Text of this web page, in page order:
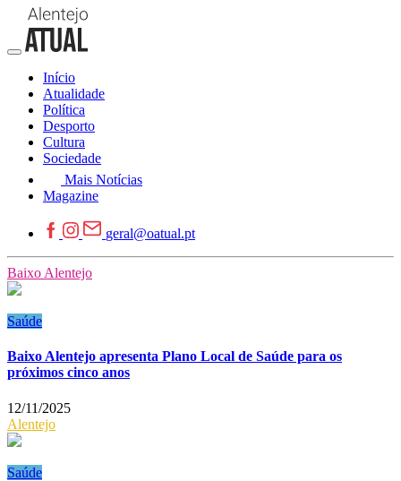
Início
Atualidade
Política
Desporto
Cultura
Sociedade
Mais Notícias
Magazine
geral@oatual.pt
Baixo Alentejo
Saúde
Baixo Alentejo apresenta Plano Local de Saúde para os
próximos cinco anos
12/11/2025
Alentejo
Saúde